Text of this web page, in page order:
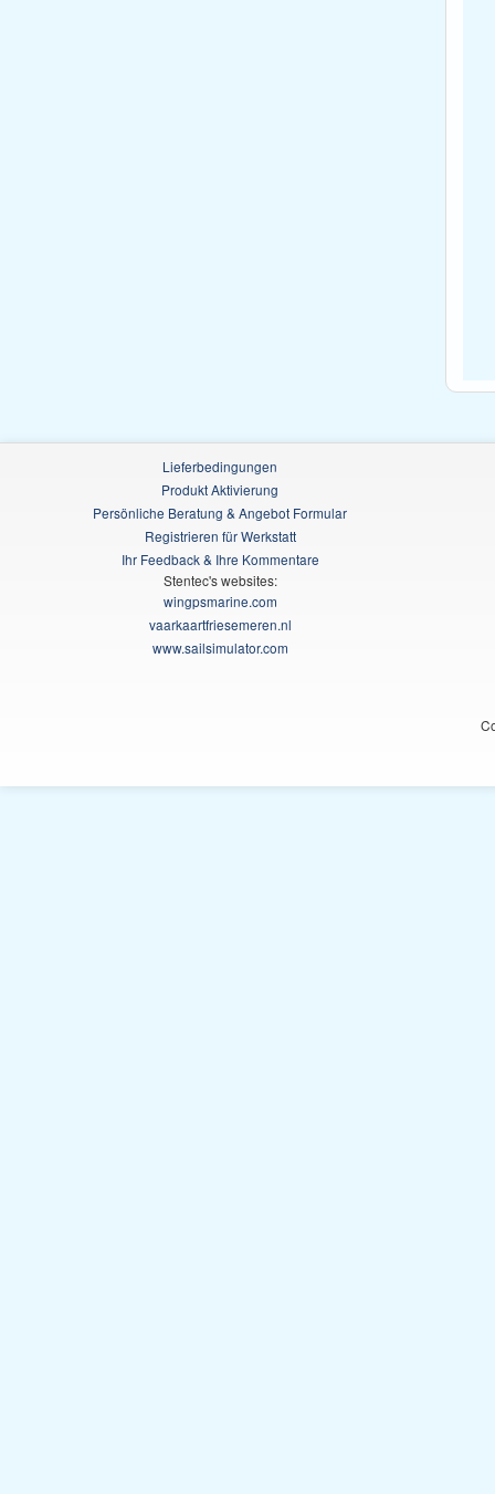
Lieferbedingungen
Produkt Aktivierung
Persönliche Beratung & Angebot Formular
Registrieren für Werkstatt
Ihr Feedback & Ihre Kommentare
Stentec's websites:
wingpsmarine.com
vaarkaartfriesemeren.nl
www.sailsimulator.com